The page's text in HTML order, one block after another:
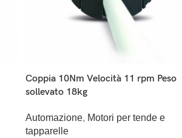
Coppia 10Nm Velocità 11 rpm Peso
sollevato 18kg
Automazione, Motori per tende e
tapparelle